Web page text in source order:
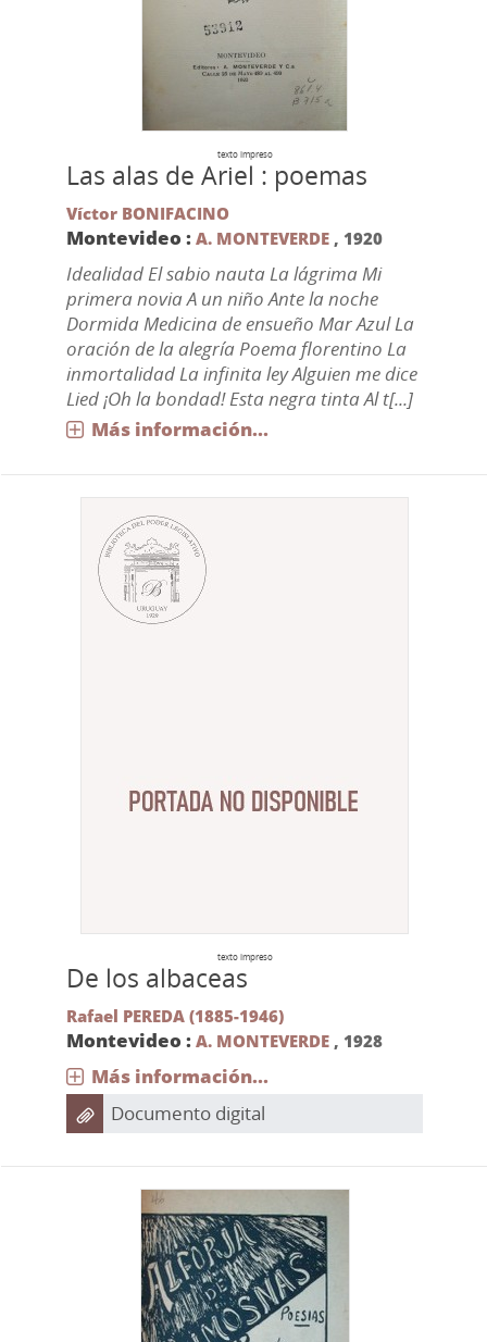
texto impreso
Las alas de Ariel : poemas
Víctor BONIFACINO
Montevideo : A. MONTEVERDE, 1920
Idealidad El sabio nauta La lágrima Mi
primera novia A un niño Ante la noche
Dormida Medicina de ensueño Mar Azul La
oración de la alegría Poema florentino La
inmortalidad La infinita ley Alguien me dice
Lied ¡Oh la bondad! Esta negra tinta Al t[...]
Más información...
texto impreso
De los albaceas
Rafael PEREDA (1885-1946)
Montevideo : A. MONTEVERDE, 1928
Más información...
Documento digital